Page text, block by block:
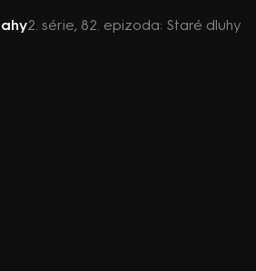
2. série, 82. epizoda: Staré dluhy